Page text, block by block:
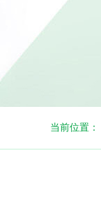
当前位置：